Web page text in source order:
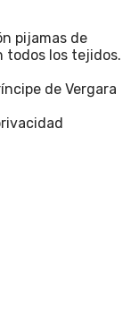
pijamas de
todos los tejidos.
de Vergara